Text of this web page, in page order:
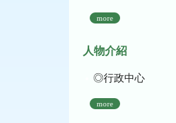
more
人物介紹
◎行政中心
more